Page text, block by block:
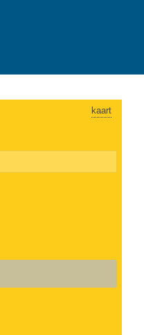
kaart